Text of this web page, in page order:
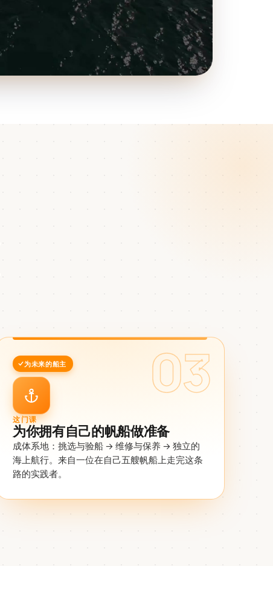
03
为未来的船主
这门课
为你拥有自己的帆船做准备
成体系地：挑选与验船 → 维修与保养 → 独立的
海上航行。来自一位在自己五艘帆船上走完这条
路的实践者。